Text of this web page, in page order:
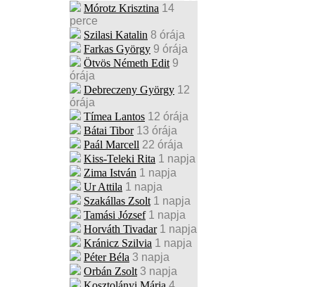
Mórotz Krisztina 14
perce
Szilasi Katalin 8 órája
Farkas György 9 órája
Ötvös Németh Edit 9
órája
Debreczeny György 12
órája
Tímea Lantos 12 órája
Bátai Tibor 13 órája
Paál Marcell 22 órája
Kiss-Teleki Rita 1 napja
Zima István 1 napja
Ur Attila 1 napja
Szakállas Zsolt 1 napja
Tamási József 1 napja
Horváth Tivadar 1 napja
Kránicz Szilvia 1 napja
Péter Béla 3 napja
Orbán Zsolt 3 napja